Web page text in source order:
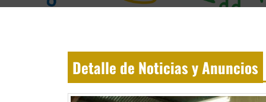
Detalle de Noticias y Anuncios